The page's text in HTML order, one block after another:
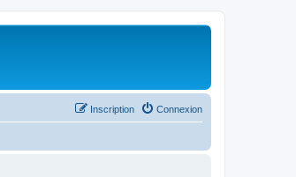
Connexion
Inscription